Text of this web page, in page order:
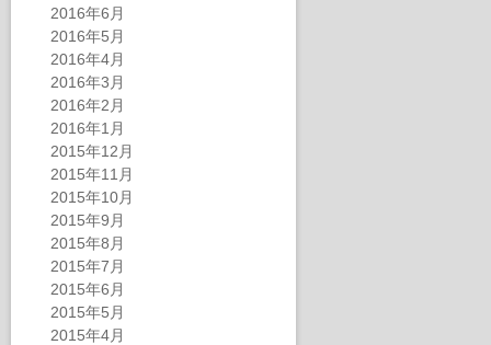
2016年6月
2016年5月
2016年4月
2016年3月
2016年2月
2016年1月
2015年12月
2015年11月
2015年10月
2015年9月
2015年8月
2015年7月
2015年6月
2015年5月
2015年4月